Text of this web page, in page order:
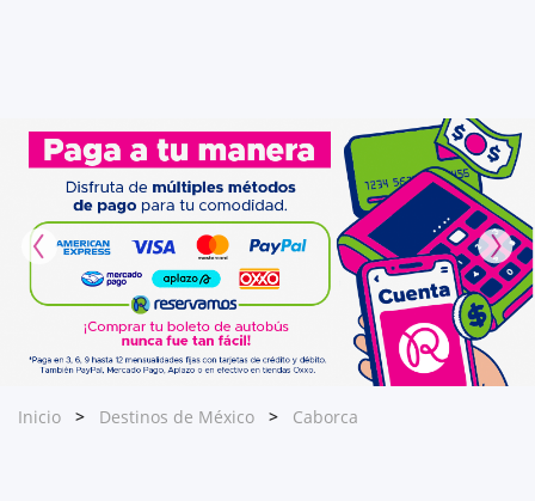
Inicio Destinos de México Caborca